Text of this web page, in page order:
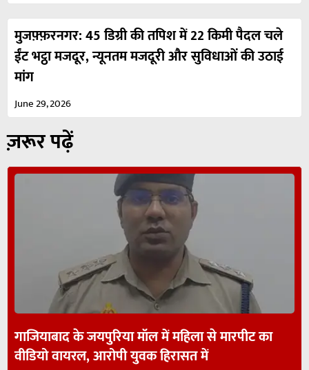
मुजफ़्फ़रनगर: 45 डिग्री की तपिश में 22 किमी पैदल चले
ईंट भट्ठा मजदूर, न्यूनतम मजदूरी और सुविधाओं की उठाई
मांग
June 29, 2026
ज़रूर पढ़ें
गाजियाबाद के जयपुरिया मॉल में महिला से मारपीट का
वीडियो वायरल, आरोपी युवक हिरासत में